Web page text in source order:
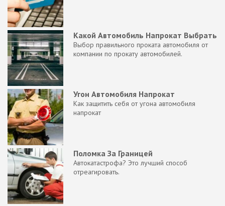
Какой Автомобиль Напрокат Выбрать
Выбор правильного проката автомобиля от
компании по прокату автомобилей.
Угон Автомобиля Напрокат
Как защитить себя от угона автомобиля
напрокат
Поломка За Границей
Автокатастрофа? Это лучший способ
отреагировать.